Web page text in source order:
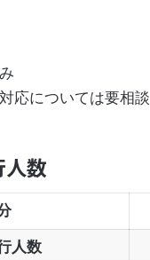
応については要相談
数
人数